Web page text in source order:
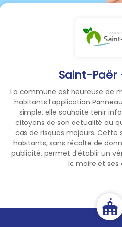
Saint-Paër
La commune est heureuse de
habitants l’application
simple, elle souhaite tenir
citoyens de son actualité au
cas de risques majeurs. Cette
habitants, sans récolte de
publicité, permet d’établir un
le maire et ses